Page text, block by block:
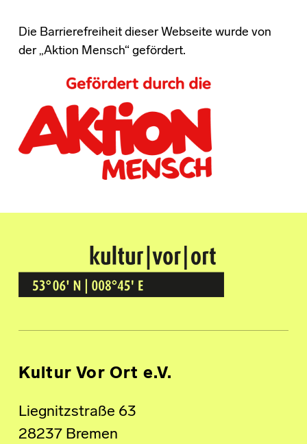
Die Barrierefreiheit dieser Webseite wurde von
der „Aktion Mensch“ gefördert.
Kultur Vor Ort
BREMEN GRÖPELINGEN
Kultur Vor Ort e.V.
Liegnitzstraße 63
28237 Bremen